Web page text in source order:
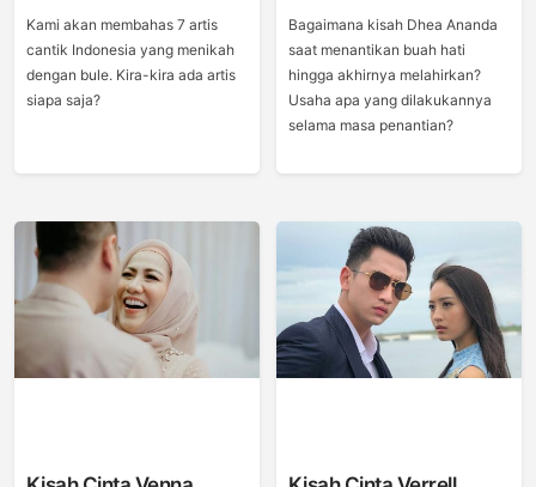
Kami akan membahas 7 artis
cantik Indonesia yang menikah
dengan bule. Kira-kira ada artis
siapa saja?
Bagaimana kisah Dhea Ananda
saat menantikan buah hati
hingga akhirnya melahirkan?
Usaha apa yang dilakukannya
selama masa penantian?